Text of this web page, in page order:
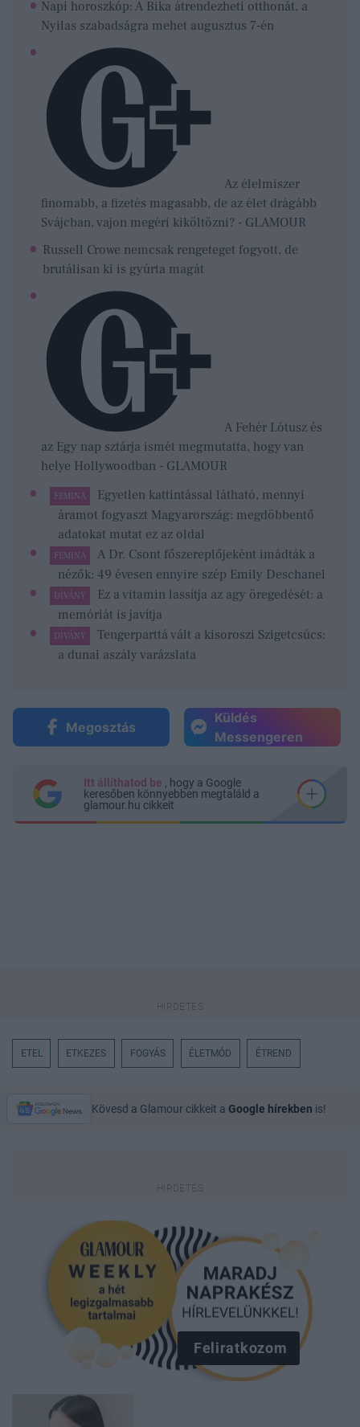
Napi horoszkóp: A Bika átrendezheti otthonát, a
Nyilas szabadságra mehet augusztus 7-én
Az élelmiszer
finomabb, a fizetés magasabb, de az élet drágább
Svájcban, vajon megéri kiköltözni? - GLAMOUR
Russell Crowe nemcsak rengeteget fogyott, de
brutálisan ki is gyúrta magát
A Fehér Lótusz és
az Egy nap sztárja ismét megmutatta, hogy van
helye Hollywoodban - GLAMOUR
FEMINA
Egyetlen kattintással látható, mennyi
áramot fogyaszt Magyarország: megdöbbentő
adatokat mutat ez az oldal
FEMINA
A Dr. Csont főszereplőjeként imádták a
nézők: 49 évesen ennyire szép Emily Deschanel
DÍVÁNY
Ez a vitamin lassítja az agy öregedését: a
memóriát is javítja
DÍVÁNY
Tengerparttá vált a kisoroszi Szigetcsúcs:
a dunai aszály varázslata
Megosztás
Küldés
Messengeren
Itt állíthatod be , hogy a Google
keresőben könnyebben megtaláld a
glamour.hu cikkeit
ETEL ETKEZES FOGYÁS ÉLETMÓD ÉTREND
Kövesd a Glamour cikkeit a Google hírekben is!
Feliratkozom